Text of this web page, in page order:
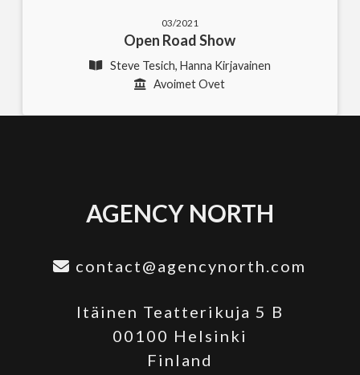
03/2021
Open Road Show
Steve Tesich, Hanna Kirjavainen
Avoimet Ovet
AGENCY NORTH
contact@agencynorth.com
Itäinen Teatterikuja 5 B
00100 Helsinki
Finland